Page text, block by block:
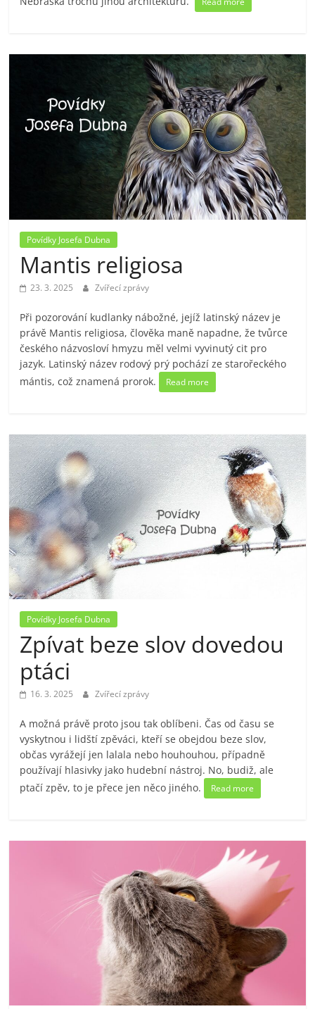
Povídky Josefa Dubna
Mantis religiosa
23. 3. 2025 Zvířecí zprávy
Při pozorování kudlanky nábožné, jejíž latinský název je
právě Mantis religiosa, člověka maně napadne, že tvůrce
českého názvosloví hmyzu měl velmi vyvinutý cit pro
jazyk. Latinský název rodový prý pochází ze starořeckého
mántis, což znamená prorok.
Read more
Povídky Josefa Dubna
Zpívat beze slov dovedou
ptáci
16. 3. 2025 Zvířecí zprávy
A možná právě proto jsou tak oblíbeni. Čas od času se
vyskytnou i lidští zpěváci, kteří se obejdou beze slov,
občas vyrážejí jen lalala nebo houhouhou, případně
používají hlasivky jako hudební nástroj. No, budiž, ale
ptačí zpěv, to je přece jen něco jiného.
Read more